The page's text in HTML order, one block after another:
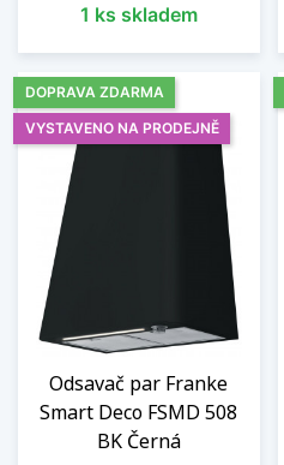
1 ks skladem
Odsavač par Franke
Smart Deco FSMD 508
BK Černá
DOPRAVA ZDARMA
VYSTAVENO NA PRODEJNĚ